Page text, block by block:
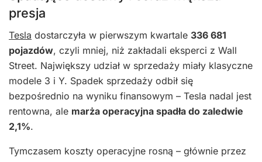
presja
Tesla dostarczyła w pierwszym kwartale 336 681
pojazdów, czyli mniej, niż zakładali eksperci z Wall
Street. Największy udział w sprzedaży miały klasyczne
modele 3 i Y. Spadek sprzedaży odbił się
bezpośrednio na wyniku finansowym – Tesla nadal jest
rentowna, ale marża operacyjna spadła do zaledwie
2,1%.
Tymczasem koszty operacyjne rosną – głównie przez